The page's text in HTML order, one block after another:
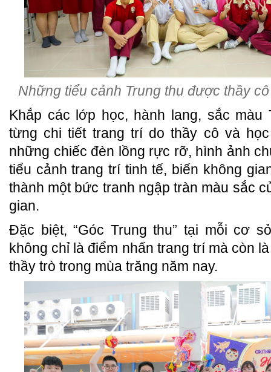
Những tiểu cảnh Trung thu được thầy
Khắp các lớp học, hành lang, sắc màu
từng chi tiết trang trí do thầy cô và
những chiếc đèn lồng rực rỡ, hình ảnh
tiểu cảnh trang trí tinh tế, biến không
thành một bức tranh ngập tràn màu sắc
gian.
Đặc biệt, “Góc Trung thu” tại mỗi cơ
không chỉ là điểm nhấn trang trí mà còn
thầy trò trong mùa trăng năm nay.